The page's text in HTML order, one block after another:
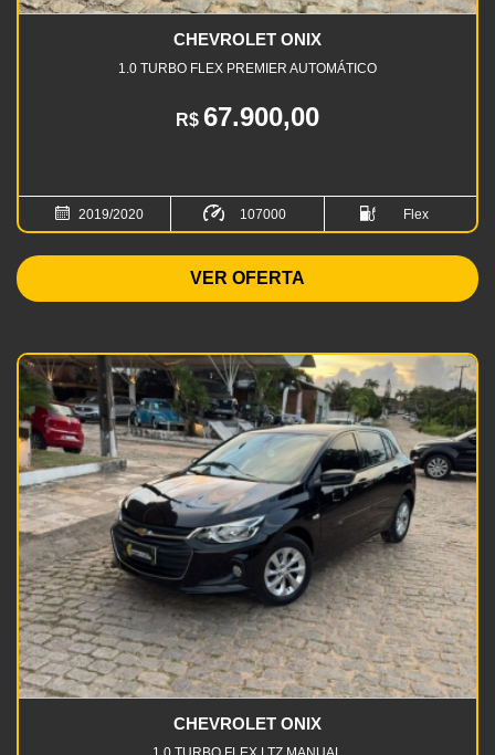
CHEVROLET ONIX
1.0 TURBO FLEX PREMIER AUTOMÁTICO
R$ 67.900,00
2019/2020
107000
Flex
VER OFERTA
CHEVROLET ONIX